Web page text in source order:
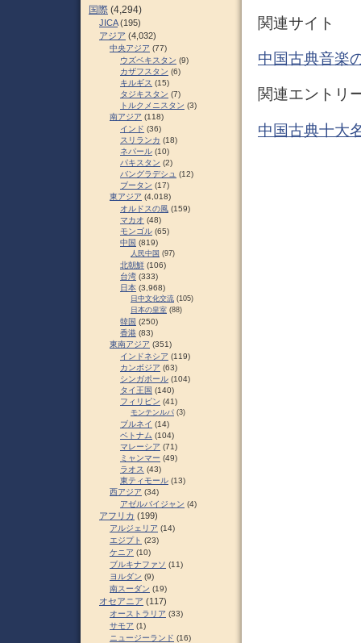
関連サイト
中国古典音楽
関連エントリ
中国古典十大
国際 (4,294)
JICA(195)
アジア (4,032)
中央アジア (77)
ウズベキスタン (9)
カザフスタン (6)
キルギス (15)
タジキスタン (7)
トルクメニスタン (3)
南アジア (118)
インド (36)
スリランカ (18)
ネパール (10)
パキスタン (2)
バングラデシュ (12)
ブータン (17)
東アジア (4,018)
オルドスの風 (159)
マカオ (48)
モンゴル (65)
中国 (819)
人民中国 (97)
北朝鮮 (106)
台湾 (333)
日本 (3,968)
日中文化交流 (105)
日本の皇室 (88)
韓国 (250)
香港 (83)
東南アジア (351)
インドネシア (119)
カンボジア (63)
シンガポール (104)
タイ王国 (140)
フィリピン (41)
モンテンルパ (3)
ブルネイ (14)
ベトナム (104)
マレーシア (71)
ミャンマー (49)
ラオス (43)
東ティモール (13)
西アジア (34)
アゼルバイジャン (4)
アフリカ (199)
アルジェリア (14)
エジプト (23)
ケニア (10)
ブルキナファソ (11)
ヨルダン (9)
南スーダン (19)
オセアニア (117)
オーストラリア (33)
サモア (1)
ニュージーランド (16)